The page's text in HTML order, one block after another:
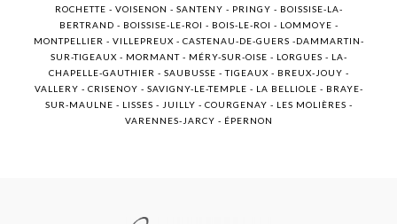
ROCHETTE - VOISENON - SANTENY - PRINGY - BOISSISE-LA-
BERTRAND - BOISSISE-LE-ROI - BOIS-LE-ROI - LOMMOYE -
MONTPELLIER - VILLEPREUX - CASTENAU-DE-GUERS -DAMMARTIN-
SUR-TIGEAUX - MORMANT - MÉRY-SUR-OISE - LORGUES - LA-
CHAPELLE-GAUTHIER - SAUBUSSE - TIGEAUX - BREUX-JOUY -
VALLERY - CRISENOY - SAVIGNY-LE-TEMPLE - LA BELLIOLE - BRAYE-
SUR-MAULNE - LISSES - JUILLY - COURGENAY - LES MOLIÈRES -
VARENNES-JARCY - ÉPERNON